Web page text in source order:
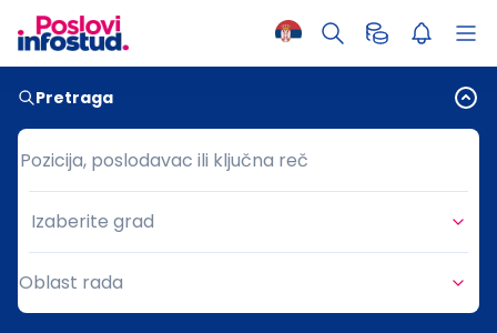
Pretraga
Pozicija, poslodavac ili ključna reč
Pozicija, poslodavac ili ključna reč
Grad
Izaberite grad
Oblast rada